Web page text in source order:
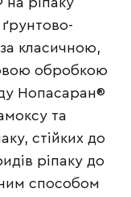
класичною,
обробкою
Нопасаран®
та
стійких до
ріпаку до
способом